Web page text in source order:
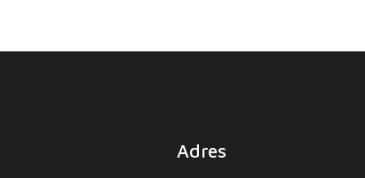
Adres